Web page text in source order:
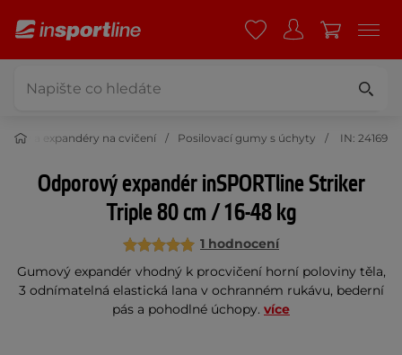
a expandéry na cvičení Posilovací gumy s úchyty IN: 24169
Odporový expandér inSPORTline Striker
Triple 80 cm / 16-48 kg
1 hodnocení
Gumový expandér vhodný k procvičení horní poloviny těla,
3 odnímatelná elastická lana v ochranném rukávu, bederní
pás a pohodlné úchopy. více